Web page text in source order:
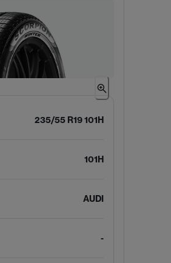
235/55 R19 101H
101H
AUDI
-